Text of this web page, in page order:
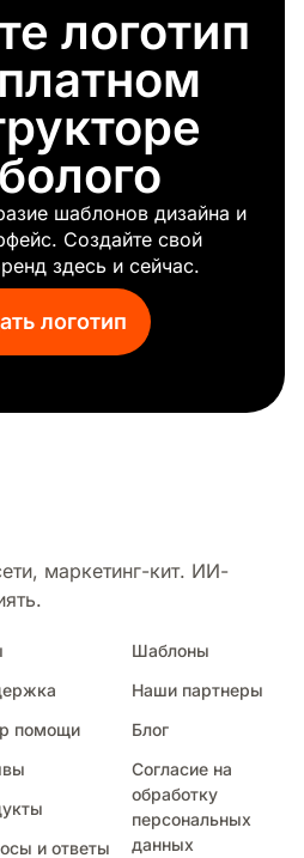
логотип
шаблонов дизайна и
Создайте свой
здесь и сейчас.
логотип
маркетинг-кит. ИИ-
помощи
и ответы
Шаблоны
Наши партнеры
Блог
Согласие на
обработку
персональных
данных